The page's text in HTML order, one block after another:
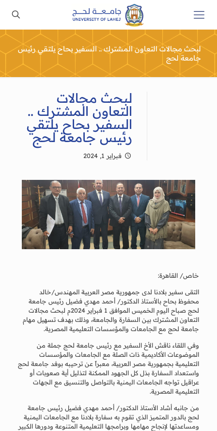
لبحث مجالات التعاون المشترك .. السفير بحاح يلتقي رئيس
جامعة لحج
لبحث مجالات
التعاون المشترك ..
السفير بحاح يلتقي
رئيس جامعة لحج
فبراير 1, 2024
خاص/ القاهرة:
التقى سفير بلادنا لدى جمهورية مصر العربية المهندس/خالد
محفوظ بحاح بالأستاذ الدكتور/ أحمد مهدي فضيل رئيس جامعة
لحج صباح اليوم الخميس الموافق 1 فبراير 2024م لبحث مجالات
التعاون المشترك بين السفارة والجامعة، وذلك بهدف تسهيل مهام
جامعة لحج مع الجامعات والمؤسسات التعليمية المصرية.
وفي اللقاء ناقش الأخ السفير مع رئيس جامعة لحج جملة من
الموضوعات الأكاديمية ذات الصلة مع الجامعات والمؤسسات
التعليمية بجمهورية مصر العربية، معبراً عن ترحيبه بوفد جامعة لحج
واستعداد السفارة بذل كل الجهود الممكنة لتذليل أية صعوبات أو
عراقيل تواجه الجامعات اليمنية بالتواصل والتنسيق مع الجهات
التعليمية المصرية.
من جانبه أشاد الأستاذ الدكتور/ أحمد مهدي فضيل رئيس جامعة
لحج بالدور المتميز الذي تقوم به سفارة بلادنا مع الجامعات اليمنية
ومساعدتها لإنجاح مهامها وبرامجها التعليمية المتنوعة ودورها الكبير